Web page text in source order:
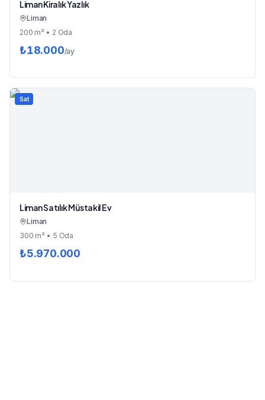
Liman Kiralık Yazlık
Liman
200 m² • 2 Oda
₺18.000/ay
Sat
Liman Satılık Müstakil Ev
Liman
300 m² • 5 Oda
₺5.970.000